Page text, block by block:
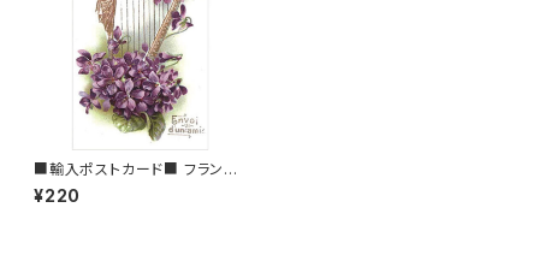
■輸入ポストカード■ フランス/
トゥールーズ スミレ＆ハープ To
ulouse バイオレット
¥220